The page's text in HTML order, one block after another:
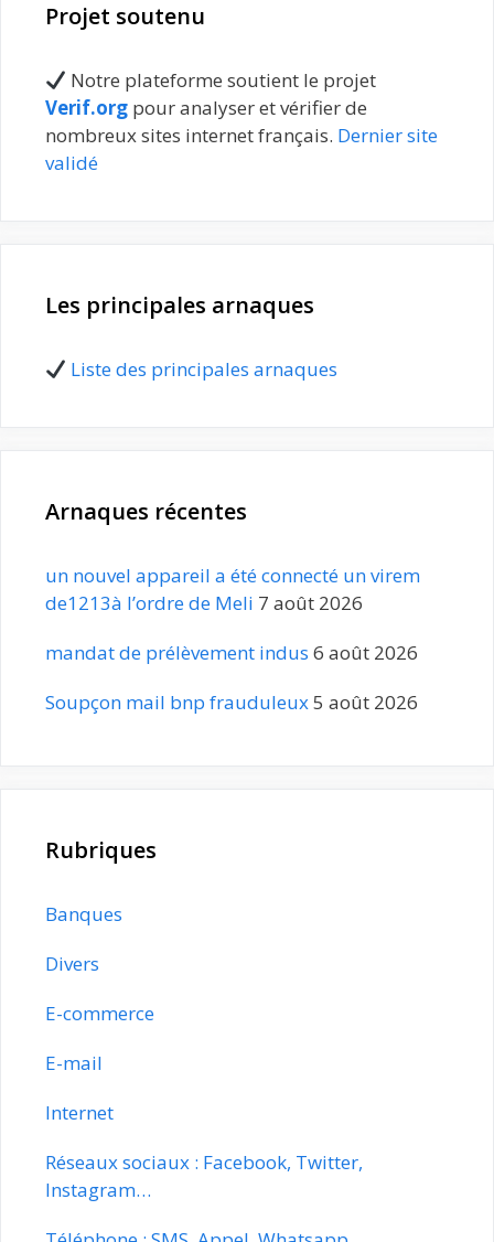
Projet soutenu
Notre plateforme soutient le projet
Verif.org pour analyser et vérifier de
nombreux sites internet français. Dernier site
validé
Les principales arnaques
Liste des principales arnaques
Arnaques récentes
un nouvel appareil a été connecté un virem
de1213à l’ordre de Meli 7 août 2026
mandat de prélèvement indus 6 août 2026
Soupçon mail bnp frauduleux5 août 2026
Rubriques
Banques
Divers
E-commerce
E-mail
Internet
Réseaux sociaux : Facebook, Twitter,
Instagram…